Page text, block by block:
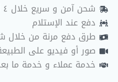
شحن آمن و سريع خلال ٤ أيام عمل
دفع عند الإستلام
طرق دفع مرنة من خلال
صور أو فيديو على
خدمة عملاء و خدمة ما